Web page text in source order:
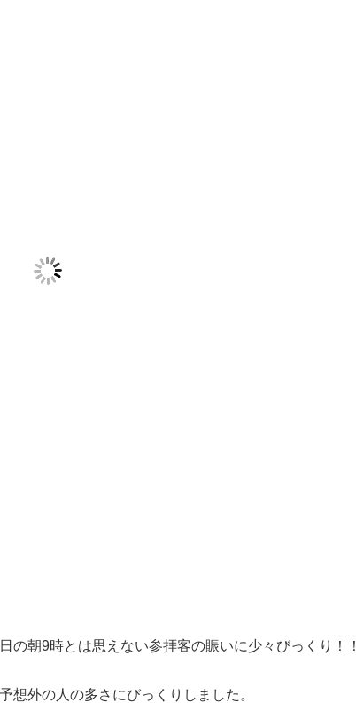
の朝9時とは思えない参拝客の賑いに少々びっくり！！
想外の人の多さにびっくりしました。